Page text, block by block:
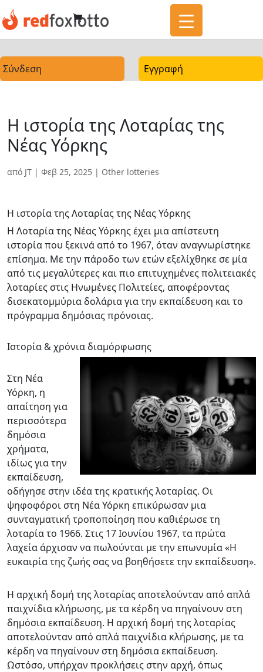
Σύνδεση Εγγραφή
Η ιστορία της Λοταρίας της
Νέας Υόρκης
από JT | Φεβ 25, 2025 | Other lotteries
Η ιστορία της Λοταρίας της Νέας Υόρκης
Η Λοταρία της Νέας Υόρκης έχει μια απίστευτη
ιστορία που ξεκινά από το 1967, όταν αναγνωρίστηκε
επίσημα. Με την πάροδο των ετών εξελίχθηκε σε μία
από τις μεγαλύτερες και πιο επιτυχημένες πολιτειακές
λοταρίες στις Ηνωμένες Πολιτείες, αποφέροντας
δισεκατομμύρια δολάρια για την εκπαίδευση και το
πρόγραμμα δημόσιας πρόνοιας.
Ιστορία & χρόνια διαμόρφωσης
Στη Νέα
Υόρκη, η
απαίτηση για
περισσότερα
δημόσια
χρήματα,
ιδίως για την
εκπαίδευση,
οδήγησε στην ιδέα της κρατικής λοταρίας. Οι
ψηφοφόροι στη Νέα Υόρκη επικύρωσαν μια
συνταγματική τροποποίηση που καθιέρωσε τη
λοταρία το 1966. Στις 17 Ιουνίου 1967, τα πρώτα
λαχεία άρχισαν να πωλούνται με την επωνυμία «Η
ευκαιρία της ζωής σας να βοηθήσετε την εκπαίδευση».
Η αρχική δομή της λοταρίας αποτελούνταν από απλά
παιχνίδια κλήρωσης, με τα κέρδη να πηγαίνουν στη
δημόσια εκπαίδευση. Η αρχική δομή της λοταρίας
αποτελούνταν από απλά παιχνίδια κλήρωσης, με τα
κέρδη να πηγαίνουν στη δημόσια εκπαίδευση.
Ωστόσο, υπήρχαν προκλήσεις στην αρχή, όπως